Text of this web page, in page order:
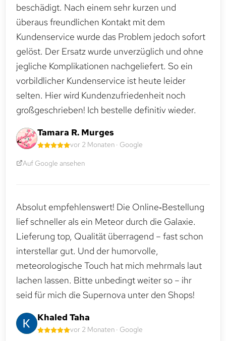
beschädigt. Nach einem sehr kurzen und
überaus freundlichen Kontakt mit dem
Kundenservice wurde das Problem jedoch sofort
gelöst. Der Ersatz wurde unverzüglich und ohne
jegliche Komplikationen nachgeliefert. So ein
vorbildlicher Kundenservice ist heute leider
selten. Hier wird Kundenzufriedenheit noch
großgeschrieben! Ich bestelle definitiv wieder.
Tamara R. Murges
vor 2 Monaten · Google
Auf Google ansehen
Absolut empfehlenswert! Die Online‑Bestellung
lief schneller als ein Meteor durch die Galaxie.
Lieferung top, Qualität überragend – fast schon
interstellar gut. Und der humorvolle,
meteorologische Touch hat mich mehrmals laut
lachen lassen. Bitte unbedingt weiter so – ihr
seid für mich die Supernova unter den Shops!
Khaled Taha
vor 2 Monaten · Google